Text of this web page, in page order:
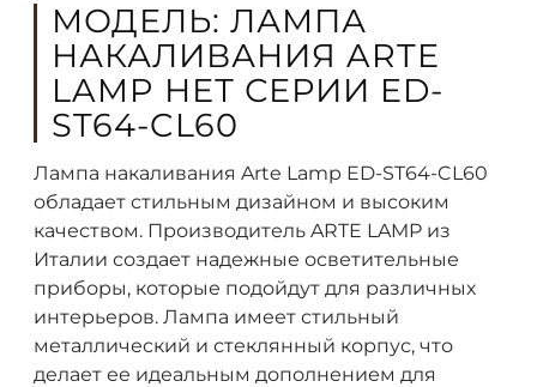
МОДЕЛЬ: ЛАМПА
НАКАЛИВАНИЯ ARTE
LAMP НЕТ СЕРИИ ED-
ST64-CL60
Лампа накаливания Arte Lamp ED-ST64-CL60
обладает стильным дизайном и высоким
качеством. Производитель ARTE LAMP из
Италии создает надежные осветительные
приборы, которые подойдут для различных
интерьеров. Лампа имеет стильный
металлический и стеклянный корпус, что
делает ее идеальным дополнением для